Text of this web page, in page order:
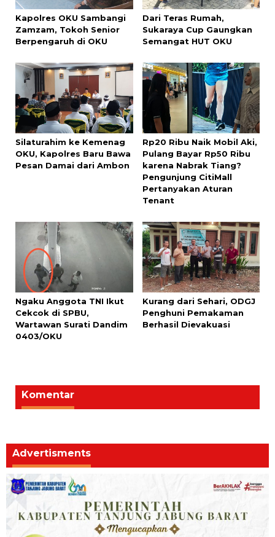
Kapolres OKU Sambangi
Zamzam, Tokoh Senior
Berpengaruh di OKU
Dari Teras Rumah,
Sukaraya Cup Gaungkan
Semangat HUT OKU
Silaturahim ke Kemenag
OKU, Kapolres Baru Bawa
Pesan Damai dari Ambon
Rp20 Ribu Naik Mobil Aki,
Pulang Bayar Rp50 Ribu
karena Nabrak Tiang?
Pengunjung CitiMall
Pertanyakan Aturan
Tenant
Ngaku Anggota TNI Ikut
Cekcok di SPBU,
Wartawan Surati Dandim
0403/OKU
Kurang dari Sehari, ODGJ
Penghuni Pemakaman
Berhasil Dievakuasi
Komentar
Advertisments